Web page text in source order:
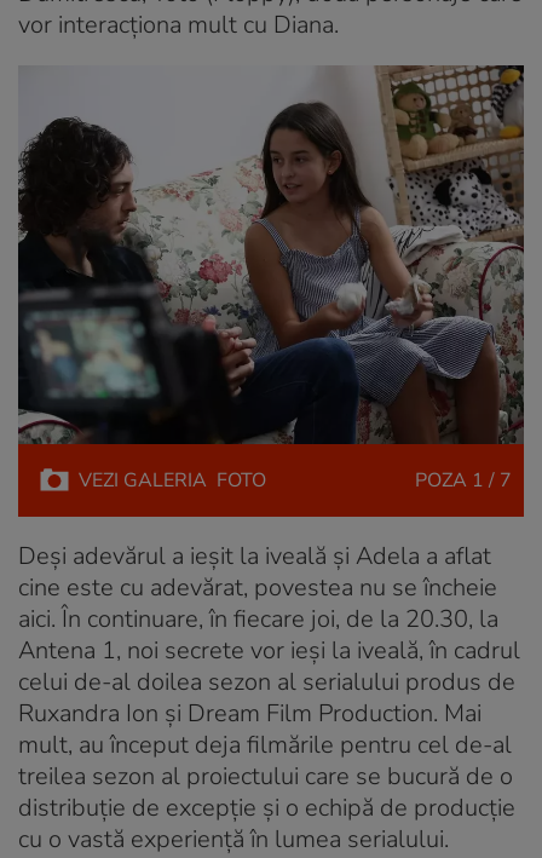
vor interacţiona mult cu Diana.
VEZI GALERIA FOTO POZA 1 / 7
Deşi adevărul a ieşit la iveală şi Adela a aflat
cine este cu adevărat, povestea nu se încheie
aici. În continuare, în fiecare joi, de la 20.30, la
Antena 1, noi secrete vor ieşi la iveală, în cadrul
celui de-al doilea sezon al serialului produs de
Ruxandra Ion şi Dream Film Production. Mai
mult, au început deja filmările pentru cel de-al
treilea sezon al proiectului care se bucură de o
distribuţie de excepţie şi o echipă de producţie
cu o vastă experienţă în lumea serialului.